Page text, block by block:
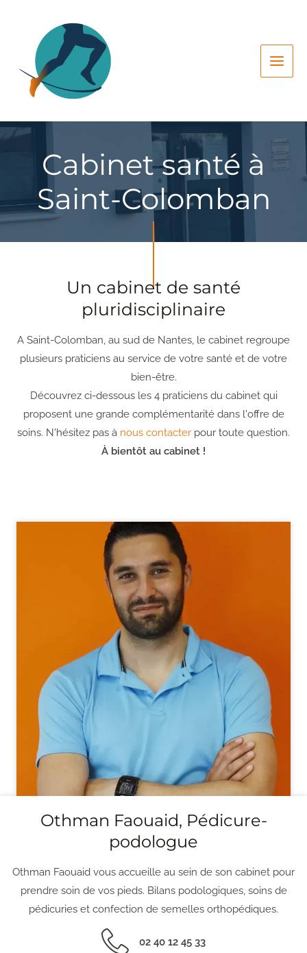
contenu
Main
Cabinet santé à
Saint-Colomban
Un cabinet de santé
pluridisciplinaire
A Saint-Colomban, au sud de Nantes, le cabinet regroupe
plusieurs praticiens au service de votre santé et de votre
bien-être.
Découvrez ci-dessous les 4 praticiens du cabinet qui
proposent une grande complémentarité dans l'offre de
soins. N'hésitez pas à nous contacter pour toute question.
À bientôt au cabinet !
Othman Faouaid, Pédicure-
podologue
Othman Faouaid vous accueille au sein de son cabinet pour
prendre soin de vos pieds. Bilans podologiques, soins de
pédicuries et confection de semelles orthopédiques.
02 40 12 45 33